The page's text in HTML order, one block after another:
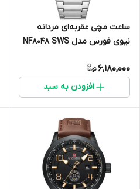
ساعت مچی عقربه‌ای مردانه
نیوی فورس مدل NF8048 SWS
6,180,000
افزودن به سبد